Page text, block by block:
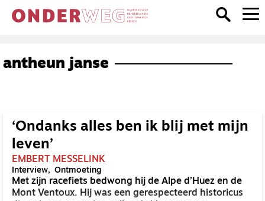
antheun janse
‘Ondanks alles ben ik blij met mijn
leven’
EMBERT MESSELINK
Interview Ontmoeting
Met zijn racefiets bedwong hij de Alpe d’Huez en de
Mont Ventoux. Hij was een gerespecteerd historicus